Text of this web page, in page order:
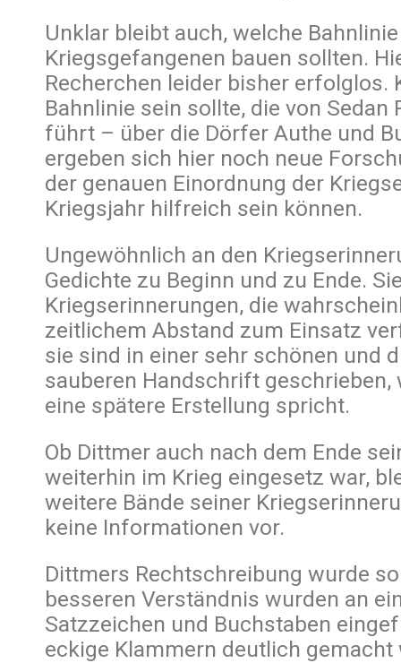
Unklar bleibt auch, welche
Kriegsgefangenen bauen sollten.
Recherchen leider bisher erfolglos.
Bahnlinie sein sollte, die von Sedan
führt – über die Dörfer Authe und
ergeben sich hier noch neue
der genauen Einordnung der
Kriegsjahr hilfreich sein können.
Ungewöhnlich an den
Gedichte zu Beginn und zu Ende.
Kriegserinnerungen, die
zeitlichem Abstand zum Einsatz
sie sind in einer sehr schönen und
sauberen Handschrift
eine spätere Erstellung spricht.
Ob Dittmer auch nach dem Ende
weiterhin im Krieg eingesetz war,
weitere Bände seiner
keine Informationen vor.
Dittmers Rechtschreibung wurde
besseren Verständnis wurden an
Satzzeichen und Buchstaben
eckige Klammern deutlich gemacht